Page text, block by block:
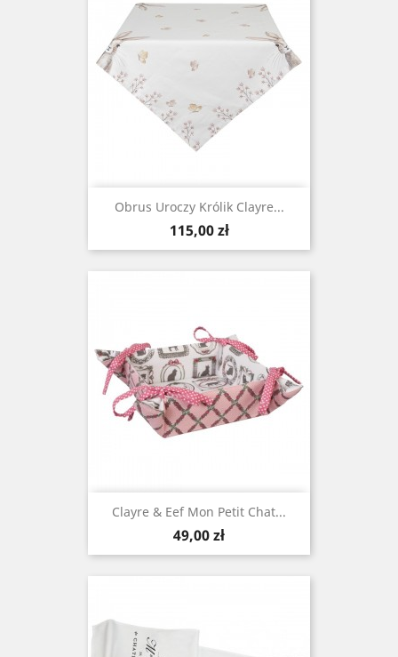
Obrus Uroczy Królik Clayre...
Cena
115,00 zł
Clayre & Eef Mon Petit Chat...
Cena
49,00 zł